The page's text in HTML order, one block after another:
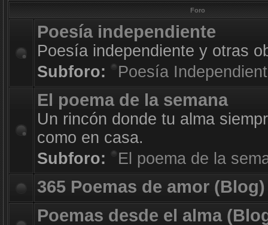
Foro
Poesía independiente
Poesía independiente y otras
Subforo:
Poesía
El poema de la semana
Un rincón donde tu alma
como en casa.
Subforo:
El poema de la
365 Poemas de amor (Blog)
Poemas desde el alma